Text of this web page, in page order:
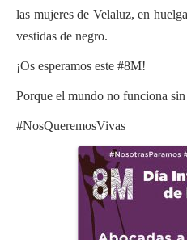
las mujeres de Velaluz, en
vestidas de negro.
¡Os esperamos este #8M!
Porque el mundo no funciona
#NosQueremosVivas